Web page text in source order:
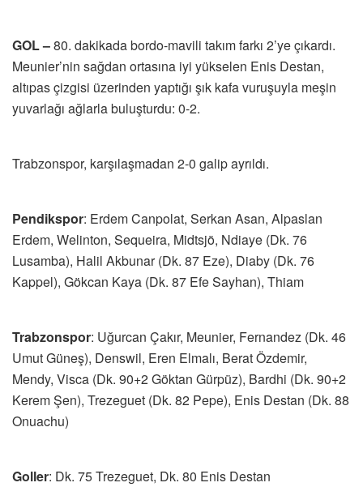
GOL –80. dakikada bordo-mavili takım farkı 2’ye çıkardı.
Meunier’nin sağdan ortasına iyi yükselen Enis Destan,
altıpas çizgisi üzerinden yaptığı şık kafa vuruşuyla meşin
yuvarlağı ağlarla buluşturdu: 0-2.
Trabzonspor, karşılaşmadan 2-0 galip ayrıldı.
Pendikspor: Erdem Canpolat, Serkan Asan, Alpaslan
Erdem, Welinton, Sequeira, Midtsjö, Ndiaye (Dk. 76
Lusamba), Halil Akbunar (Dk. 87 Eze), Diaby (Dk. 76
Kappel), Gökcan Kaya (Dk. 87 Efe Sayhan), Thiam
Trabzonspor: Uğurcan Çakır, Meunier, Fernandez (Dk. 46
Umut Güneş), Denswil, Eren Elmalı, Berat Özdemir,
Mendy, Visca (Dk. 90+2 Göktan Gürpüz), Bardhi (Dk. 90+2
Kerem Şen), Trezeguet (Dk. 82 Pepe), Enis Destan (Dk. 88
Onuachu)
Goller: Dk. 75 Trezeguet, Dk. 80 Enis Destan